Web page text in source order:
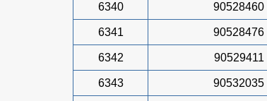
6340 90528460
6341 90528476
6342 90529411
6343 90532035